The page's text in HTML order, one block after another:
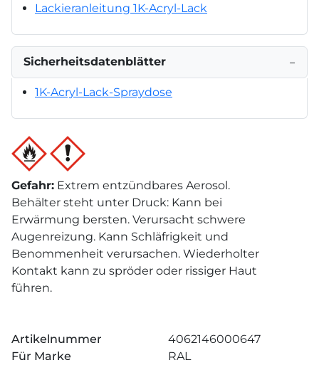
Lackieranleitung 1K-Acryl-Lack
Sicherheitsdatenblätter −
1K-Acryl-Lack-Spraydose
Gefahr: Extrem entzündbares Aerosol.
Behälter steht unter Druck: Kann bei
Erwärmung bersten. Verursacht schwere
Augenreizung. Kann Schläfrigkeit und
Benommenheit verursachen. Wiederholter
Kontakt kann zu spröder oder rissiger Haut
führen.
Artikelnummer
4062146000647
Für Marke
RAL